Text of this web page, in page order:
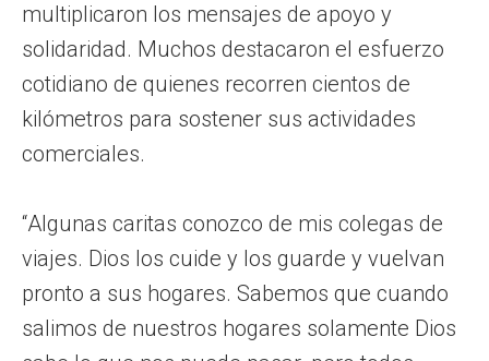
multiplicaron los mensajes de apoyo y
solidaridad. Muchos destacaron el esfuerzo
cotidiano de quienes recorren cientos de
kilómetros para sostener sus actividades
comerciales.
“Algunas caritas conozco de mis colegas de
viajes. Dios los cuide y los guarde y vuelvan
pronto a sus hogares. Sabemos que cuando
salimos de nuestros hogares solamente Dios